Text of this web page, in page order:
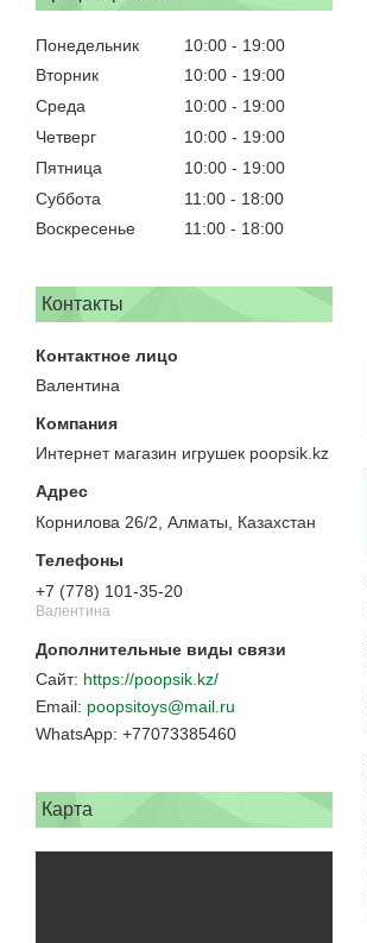
Понедельник 10:00
19:00
Вторник
10:00
19:00
Среда
10:00
19:00
Четверг
10:00
19:00
Пятница
10:00
19:00
Суббота
11:00
18:00
Воскресенье
11:00 18:00
Контакты
Валентина
Интернет магазин игрушек poopsik.kz
Корнилова 26/2, Алматы, Казахстан
+7 (778) 101-35-20
Валентина
https://poopsik.kz/
poopsitoys@mail.ru
+77073385460
Карта